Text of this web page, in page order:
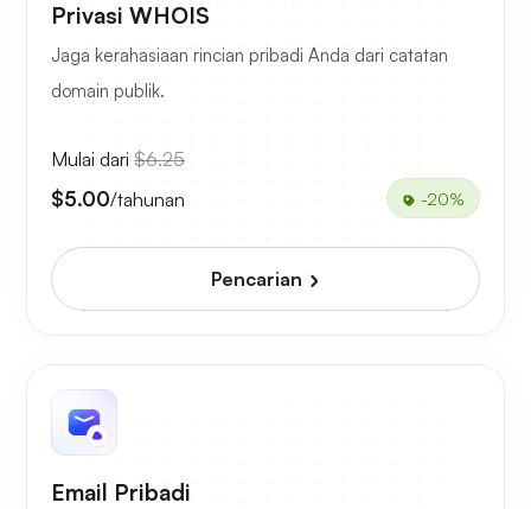
Privasi WHOIS
Jaga kerahasiaan rincian pribadi Anda dari catatan
domain publik.
Mulai dari $6.25
$5.00/tahunan -20%
Pencarian
Email Pribadi